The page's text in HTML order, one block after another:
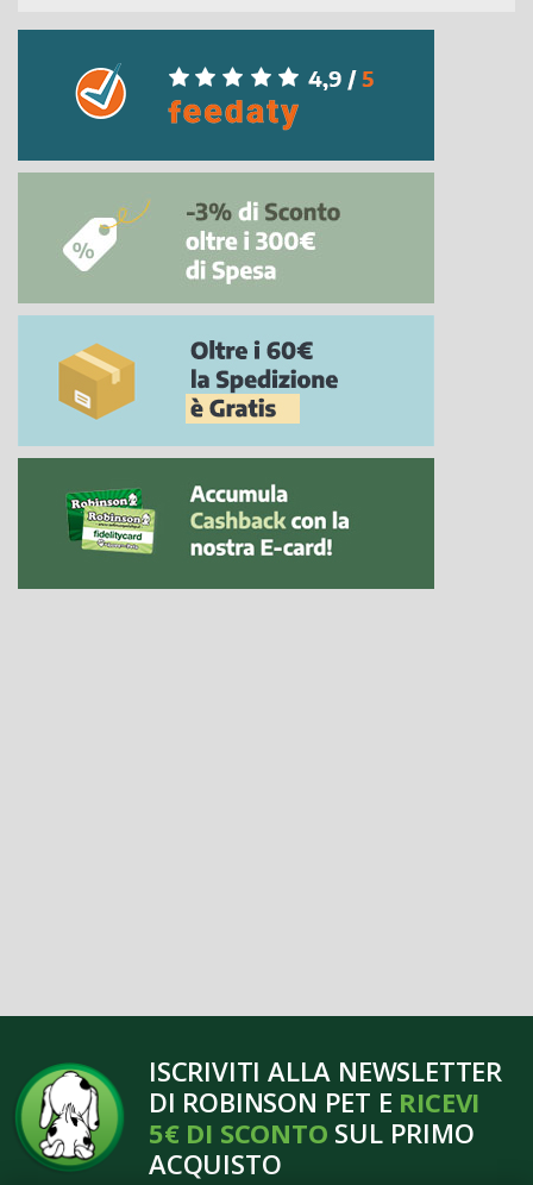
ISCRIVITI ALLA NEWSLETTER
DI ROBINSON PET E RICEVI
5€ DI SCONTO SUL PRIMO
ACQUISTO